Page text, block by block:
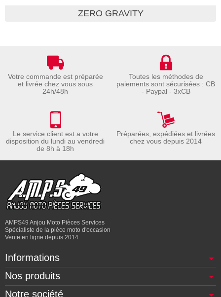
ZERO GRAVITY
Votre commande est préparée
et livrée chez vous sous
24h/48h
Toutes les méthodes de
paiements sont sécurisées : CB
- Paypal - 3xCB
Le service client est a votre
disposition du lundi au vendredi
de 8h à 18h
Préparées, expédiées et livrées
chez vous depuis 2014
AMPS49 Anjou Moto Pièces Services
Spécialiste de la pièce moto d'occasion
Vente en ligne depuis 2014
Informations
Nos produits
Notre société